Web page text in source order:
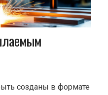
созданы в формате